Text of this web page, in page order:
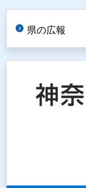
県の広報